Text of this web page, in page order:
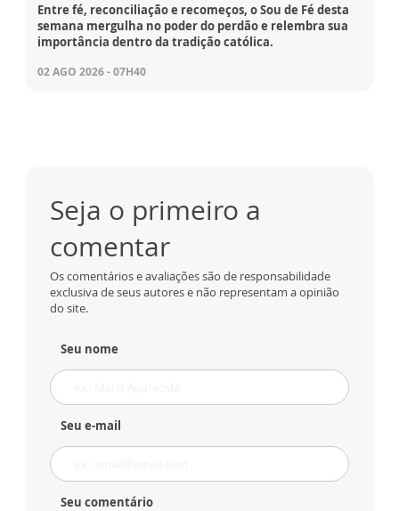
Entre fé, reconciliação e recomeços, o Sou de Fé desta
semana mergulha no poder do perdão e relembra sua
importância dentro da tradição católica.
02 AGO 2026 - 07H40
Seja o primeiro a
comentar
Os comentários e avaliações são de responsabilidade
exclusiva de seus autores e não representam a opinião
do site.
Seu nome
Seu e-mail
Seu comentário